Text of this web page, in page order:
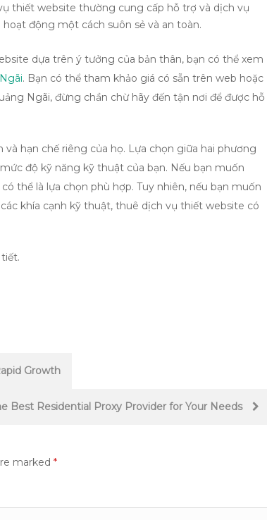
thiết website thường cung cấp hỗ trợ và dịch vụ
động một cách suôn sẻ và an toàn.
dựa trên ý tưởng của bản thân, bạn có thể xem
. Bạn có thể tham khảo giá có sẵn trên web hoặc
Ngãi, đừng chần chừ hãy đến tận nơi để được hỗ
hạn chế riêng của họ. Lựa chọn giữa hai phương
độ kỹ năng kỹ thuật của bạn. Nếu bạn muốn
thể là lựa chọn phù hợp. Tuy nhiên, nếu bạn muốn
khía cạnh kỹ thuật, thuê dịch vụ thiết website có
Growth
Best Residential Proxy Provider for Your Needs
marked *